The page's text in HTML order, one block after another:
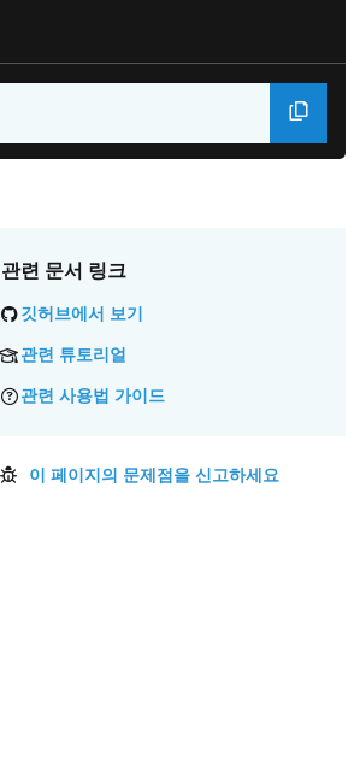
관련 문서 링크
깃허브에서 보기
관련 튜토리얼
관련 사용법 가이드
이 페이지의 문제점을 신고하세요